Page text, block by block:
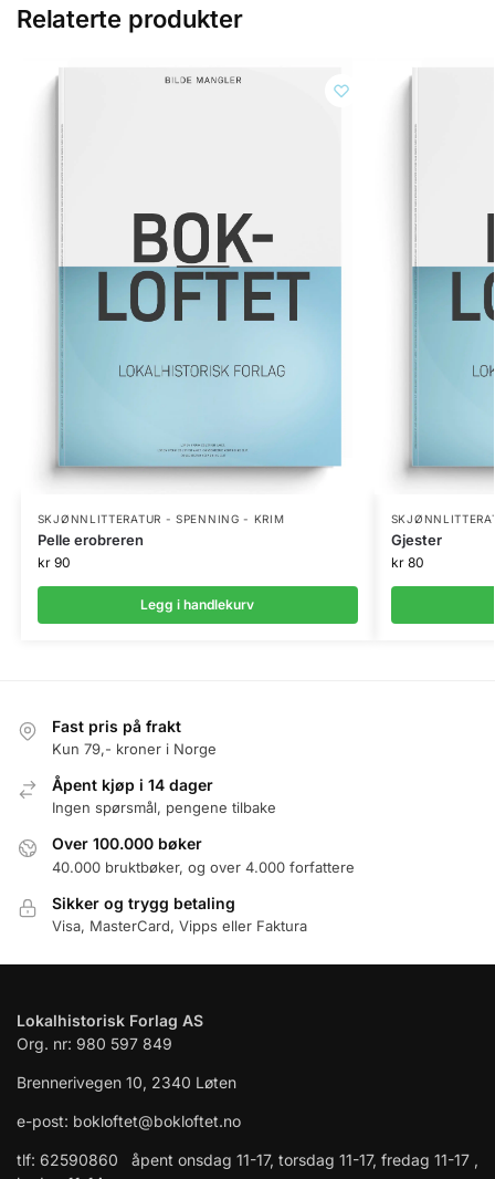
Relaterte produkter
SKJØNNLITTERATUR - SPENNING - KRIM
Pelle erobreren
kr90
Legg i handlekurv
Gjester
kr80
Fast pris på frakt
Kun 79,- kroner i Norge
Åpent kjøp i 14 dager
Ingen spørsmål, pengene tilbake
Over 100.000 bøker
40.000 bruktbøker, og over 4.000 forfattere
Sikker og trygg betaling
Visa, MasterCard, Vipps eller Faktura
Lokalhistorisk Forlag AS
Org. nr: 980 597 849
Brennerivegen 10, 2340 Løten
e-post: bokloftet@bokloftet.no
tlf: 62590860 åpent onsdag 11-17, torsdag 11-17, fredag 11-17 ,